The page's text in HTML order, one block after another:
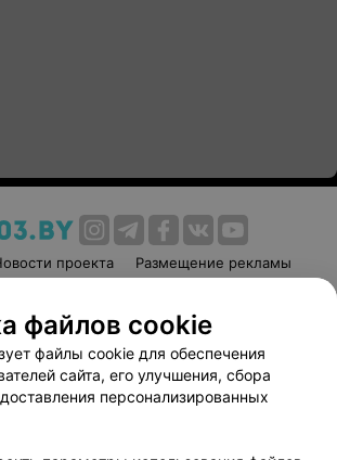
проекта
Размещение рекламы
соглашение
Способы оплаты
Вакансии
Партнеры
руководителю 103.by
файлов cookie
файлы cookie для обеспечения
сайта, его улучшения, сбора
персонализированных